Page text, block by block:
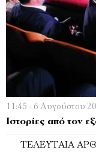
11:45 - 6 Αυγούστου
Ιστορίες από τον
ΤΕΛΕΥΤΑΊΑ